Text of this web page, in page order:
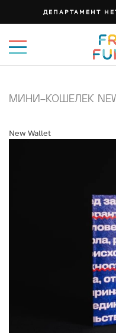
ДЕПАРТАМЕНТ
МИНИ-КОШЕЛЕК NEW
New Wallet